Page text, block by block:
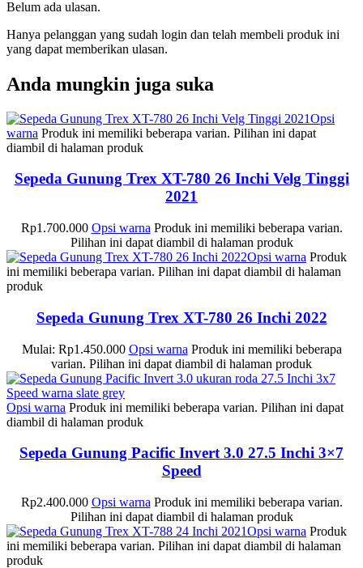
Belum ada ulasan.
Hanya pelanggan yang sudah login dan telah membeli produk ini
yang dapat memberikan ulasan.
Anda mungkin juga suka
Opsi
warna Produk ini memiliki beberapa varian. Pilihan ini dapat
diambil di halaman produk
Sepeda Gunung Trex XT-780 26 Inchi Velg Tinggi
2021
Rp1.700.000 Opsi warna Produk ini memiliki beberapa varian.
Pilihan ini dapat diambil di halaman produk
Opsi warna Produk
ini memiliki beberapa varian. Pilihan ini dapat diambil di halaman
produk
Sepeda Gunung Trex XT-780 26 Inchi 2022
Mulai: Rp1.450.000 Opsi warna Produk ini memiliki beberapa
varian. Pilihan ini dapat diambil di halaman produk
Opsi warna Produk ini memiliki beberapa varian. Pilihan ini dapat
diambil di halaman produk
Sepeda Gunung Pacific Invert 3.0 27.5 Inchi 3×7
Speed
Rp2.400.000 Opsi warna Produk ini memiliki beberapa varian.
Pilihan ini dapat diambil di halaman produk
Opsi warna Produk
ini memiliki beberapa varian. Pilihan ini dapat diambil di halaman
produk